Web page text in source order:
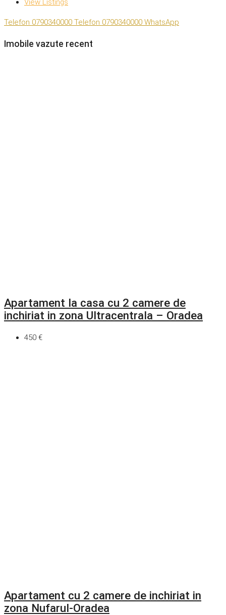
View Listings
Telefon 0790340000 Telefon 0790340000 WhatsApp
Imobile vazute recent
Apartament la casa cu 2 camere de
inchiriat in zona Ultracentrala – Oradea
450 €
Apartament cu 2 camere de inchiriat in
zona Nufarul-Oradea